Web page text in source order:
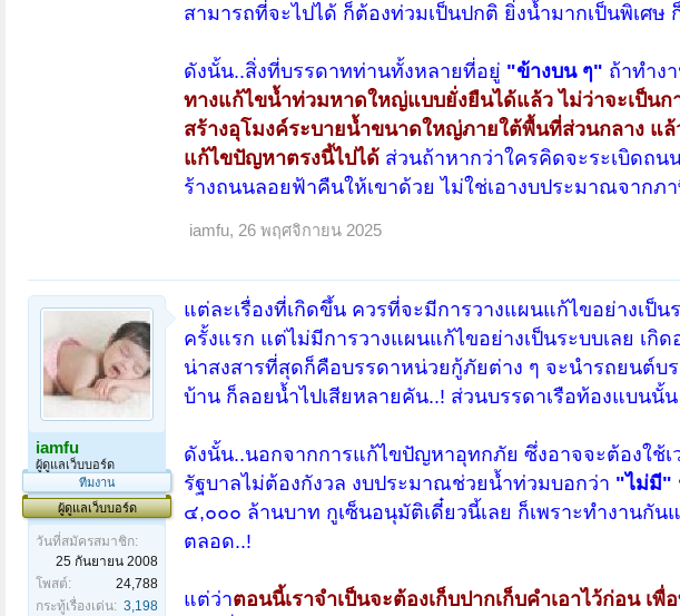
สามารถที่จะไปได้ ก็ต้องท่วมเป็นปกติ ยิ่งน้ำมากเป็นพิเศษ
ดังนั้น..สิ่งที่บรรดาทท่านทั้งหลายที่อยู่ "ข้างบน ๆ" ถ้าทำง
ทางแก้ไขน้ำท่วมหาดใหญ่แบบยั่งยืนได้แล้ว ไม่ว่าจะเป็น
สร้างอุโมงค์ระบายน้ำขนาดใหญ่ภายใต้พื้นที่ส่วนกลาง แ
แก้ไขปัญหาตรงนี้ไปได้ ส่วนถ้าหากว่าใครคิดจะระเบิดถน
ร้างถนนลอยฟ้าคืนให้เขาด้วย ไม่ใช่เอางบประมาณจากภ
iamfu, 26 พฤศจิกายน 2025
iamfu
ผู้ดูแลเว็บบอร์ด
ทีมงาน
ผู้ดูแลเว็บบอร์ด
วันที่สมัครสมาชิก:
25 กันยายน 2008
โพสต์:
24,788
กระทู้เรื่องเด่น: 3,198
แต่ละเรื่องที่เกิดขึ้น ควรที่จะมีการวางแผนแก้ไขอย่างเ
ครั้งแรก แต่ไม่มีการวางแผนแก้ไขอย่างเป็นระบบเลย เ
น่าสงสารที่สุดก็คือบรรดาหน่วยกู้ภัยต่าง ๆ จะนำรถยนต์บ
บ้าน ก็ลอยน้ำไปเสียหลายคัน..! ส่วนบรรดาเรือท้องแบนนั้
ดังนั้น..นอกจากการแก้ไขปัญหาอุทกภัย ซึ่งอาจจะต้องใช้เ
รัฐบาลไม่ต้องกังวล งบประมาณช่วยน้ำท่วมบอกว่า "ไม่มี"
๔,๐๐๐ ล้านบาท กูเซ็นอนุมัติเดี๋ยวนี้เลย ก็เพราะทำงานกั
ตลอด..!
แต่ว่าตอนนี้เราจำเป็นจะต้องเก็บปากเก็บคำเอาไว้ก่อน